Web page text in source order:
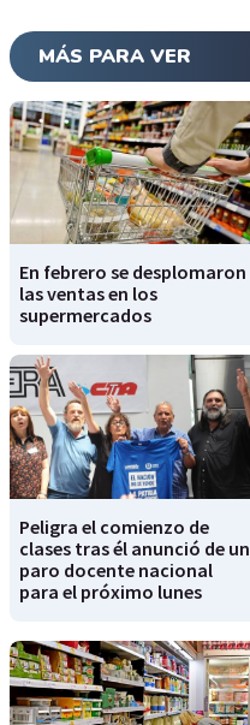
MÁS PARA VER
En febrero se desplomaron
las ventas en los
supermercados
Peligra el comienzo de
clases tras él anunció de un
paro docente nacional
para el próximo lunes